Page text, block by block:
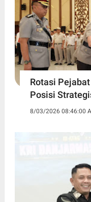
Rotasi
Posisi
8/03/2026 08:46:00